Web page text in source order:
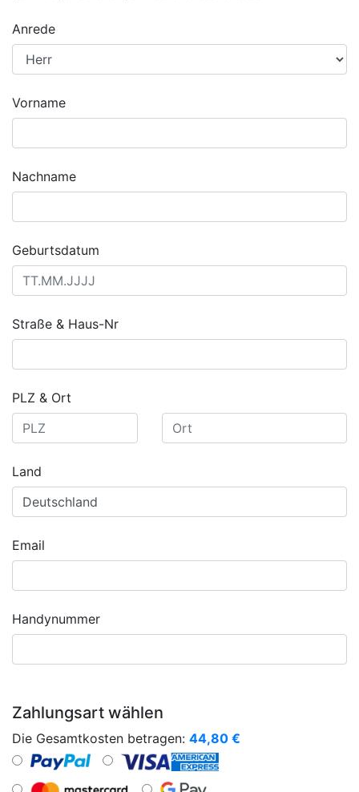
Anrede
Vorname
Nachname
Geburtsdatum
Straße & Haus-Nr
PLZ & Ort
Land
Email
Handynummer
Zahlungsart wählen
Die Gesamtkosten betragen: 44,80 €